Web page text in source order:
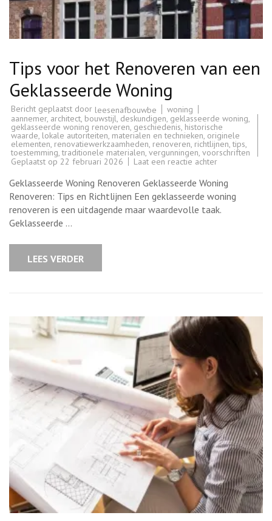
Tips voor het Renoveren van een
Geklasseerde Woning
Bericht geplaatst door leesenafbouwbe
woning
aannemer, architect bouwstijl deskundigen geklasseerde woning
geklasseerde woning renoveren geschiedenis historische
waarde lokale autoriteiten materialen en technieken originele
elementen renovatiewerkzaamheden renoveren richtlijnen ,tips
toestemming ,traditionele materialen vergunningen voorschriften
Geplaatst op 22 februari 2026 Laat een reactie achterop
voor
het
Renoveren
van
een
Geklasseerde Woning Renoveren Geklasseerde Woning
Renoveren: Tips en Richtlijnen Een geklasseerde woning
renoveren is een uitdagende maar waardevolle taak.
Geklasseerde …
LEES VERDER